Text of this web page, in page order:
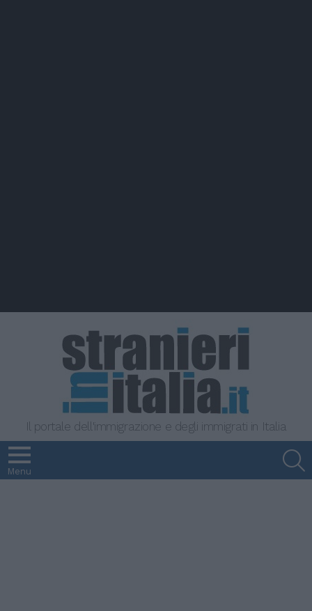
Il portale dell'immigrazione e degli immigrati in Italia
Menu